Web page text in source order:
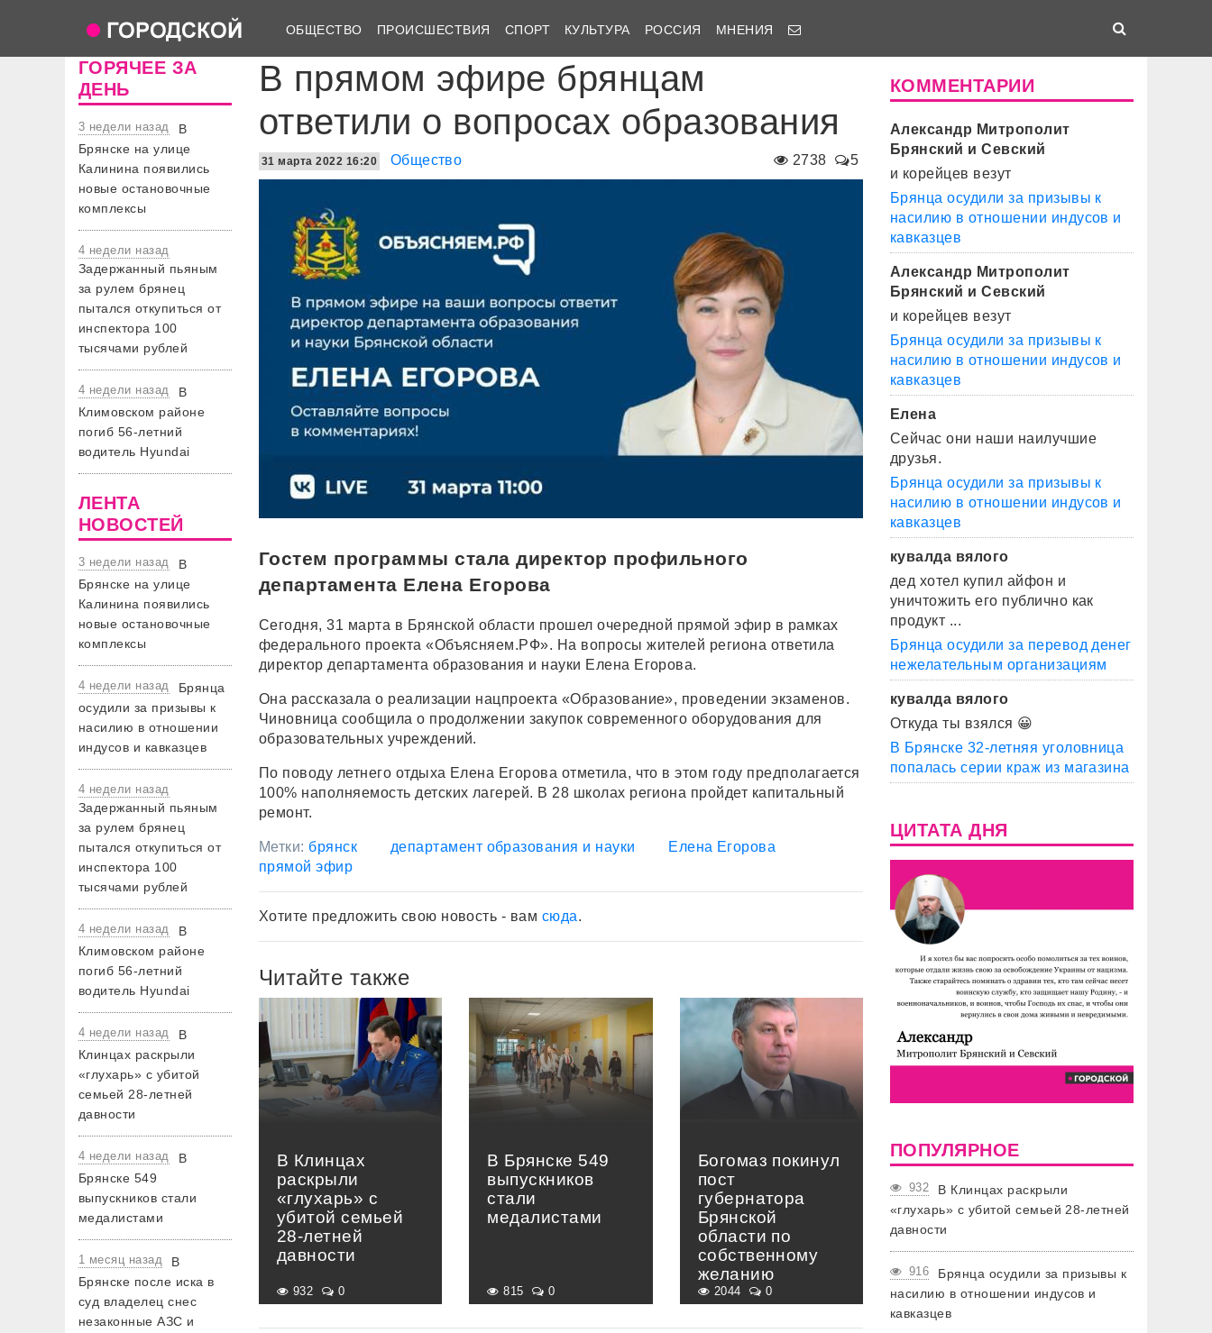
ОБЩЕСТВО ПРОИСШЕСТВИЯ СПОРТ КУЛЬТУРА РОССИЯ МНЕНИЯ
ГОРЯЧЕЕ ЗА
ДЕНЬ
3 недели назад
В
Брянске на улице
Калинина появились
новые остановочные
комплексы
4 недели назад
Задержанный пьяным
за рулем брянец
пытался откупиться от
инспектора 100
тысячами рублей
4 недели назад
В
Климовском районе
погиб 56-летний
водитель Hyundai
ЛЕНТА
НОВОСТЕЙ
3 недели назад
В
Брянске на улице
Калинина появились
новые остановочные
комплексы
4 недели назад
Брянца
осудили за призывы к
насилию в отношении
индусов и кавказцев
4 недели назад
Задержанный пьяным
за рулем брянец
пытался откупиться от
инспектора 100
тысячами рублей
4 недели назад
В
Климовском районе
погиб 56-летний
водитель Hyundai
4 недели назад
В
Клинцах раскрыли
«глухарь» с убитой
семьей 28-летней
давности
4 недели назад
В
Брянске 549
выпускников стали
медалистами
1 месяц назад
В
Брянске после иска в
суд владелец снес
незаконные АЗС и
В прямом эфире брянцам
ответили о вопросах образования
2738 5
31 марта 2022 16:20 Общество
Гостем программы стала директор профильного
департамента Елена Егорова
Сегодня, 31 марта в Брянской области прошел очередной прямой эфир в рамках
федерального проекта «Объясняем.РФ». На вопросы жителей региона ответила
директор департамента образования и науки Елена Егорова.
Она рассказала о реализации нацпроекта «Образование», проведении экзаменов.
Чиновница сообщила о продолжении закупок современного оборудования для
образовательных учреждений.
По поводу летнего отдыха Елена Егорова отметила, что в этом году предполагается
100% наполняемость детских лагерей. В 28 школах региона пройдет капитальный
ремонт.
Метки: брянск департамент образования и науки
Елена Егорова
прямой эфир
Хотите предложить свою новость - вам сюда.
Читайте также
В Клинцах
раскрыли
«глухарь» с
убитой семьей
28-летней
давности
932 0
В Брянске 549
выпускников
стали
медалистами
815 0
Богомаз покинул
пост
губернатора
Брянской
области по
собственному
желанию
2044 0
КОММЕНТАРИИ
Александр Митрополит
Брянский и Севский
и корейцев везут
Брянца осудили за призывы к
насилию в отношении индусов и
кавказцев
Александр Митрополит
Брянский и Севский
и корейцев везут
Брянца осудили за призывы к
насилию в отношении индусов и
кавказцев
Елена
Сейчас они наши наилучшие
друзья.
Брянца осудили за призывы к
насилию в отношении индусов и
кавказцев
кувалда вялого
дед хотел купил айфон и
уничтожить его публично как
продукт ...
Брянца осудили за перевод денег
нежелательным организациям
кувалда вялого
Откуда ты взялся 😀
В Брянске 32-летняя уголовница
попалась серии краж из магазина
ЦИТАТА ДНЯ
ПОПУЛЯРНОЕ
932
В Клинцах раскрыли
«глухарь» с убитой семьей 28-летней
давности
916
Брянца осудили за призывы к
насилию в отношении индусов и
кавказцев